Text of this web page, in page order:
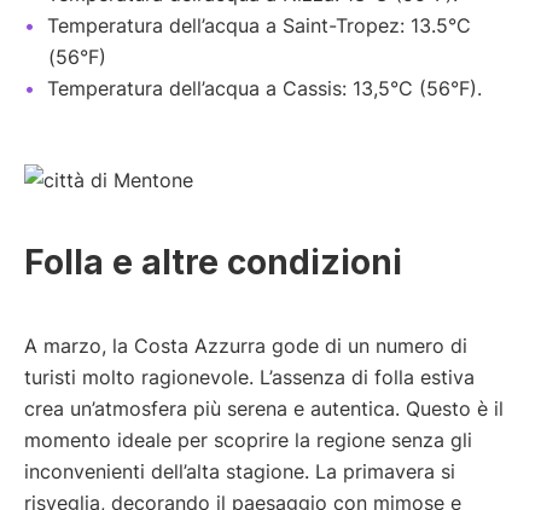
Temperatura dell’acqua a Saint-Tropez: 13.5°C
(56°F)
Temperatura dell’acqua a Cassis: 13,5°C (56°F).
Folla e altre condizioni
A marzo, la Costa Azzurra gode di un numero di
turisti molto ragionevole. L’assenza di folla estiva
crea un’atmosfera più serena e autentica. Questo è il
momento ideale per scoprire la regione senza gli
inconvenienti dell’alta stagione. La primavera si
risveglia, decorando il paesaggio con mimose e